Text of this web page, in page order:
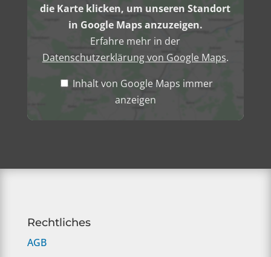
die Karte klicken, um unseren Standort
in Google Maps anzuzeigen.
Erfahre mehr in der
Datenschutzerklärung von Google Maps.
Inhalt von Google Maps immer
anzeigen
Rechtliches
AGB